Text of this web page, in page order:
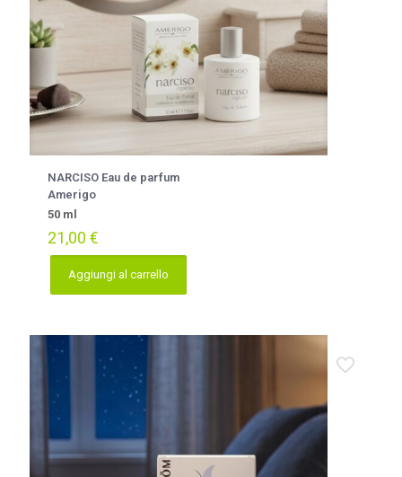
NARCISO Eau de parfum
Amerigo
50 ml
21,00 €
Aggiungi al carrello